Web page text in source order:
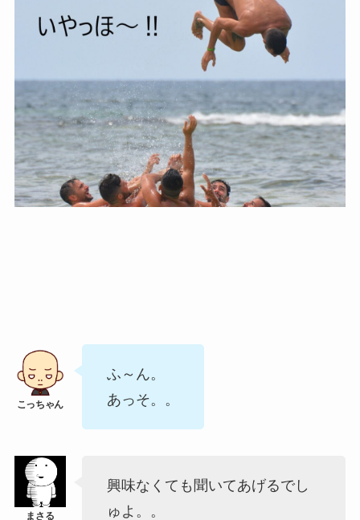
ふ～ん。
あっそ。。
興味なくても聞いてあげるでし
ゅよ。。